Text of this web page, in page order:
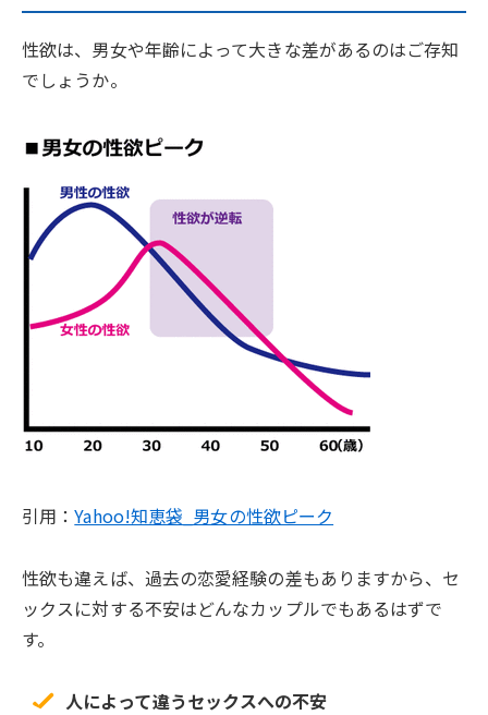
性欲は、男女や年齢によって大きな差があるのはご存知
でしょうか。
引用：Yahoo!知恵袋_男女の性欲ピーク
性欲も違えば、過去の恋愛経験の差もありますから、セ
ックスに対する不安はどんなカップルでもあるはずで
す。
人によって違うセックスへの不安